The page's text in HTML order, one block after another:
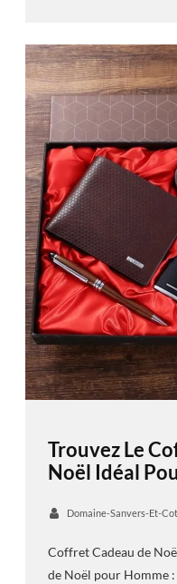
Trouvez Le
Noël Idéal
Domaine-Sanvers-Et-
Coffret Cadeau de
de Noël pour Homme